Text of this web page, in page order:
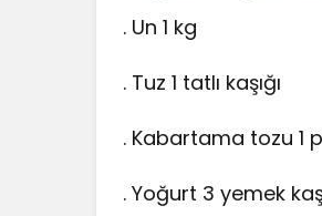
. Un 1 kg
. Tuz 1 tatlı kaşığı
. Kabartama tozu 1
. Yoğurt 3 yemek